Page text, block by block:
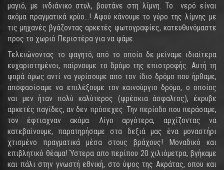
μαγιό, με ινδιάνικο στυλ, βουτάνε στη λίμνη. Το νερό είναι
ακόμα πραγματικά κρύο…! Αφού κάνουμε το γύρο της λίμνης με
τις μηχανές βγάζοντας αρκετές φωτογραφίες, κατευθυνόμαστε
προς το χωριό Περιστέρα για να φάμε.
Τελειώνοντας το φαγητό, από το οποίο δε μείναμε ιδιαίτερα
ευχαριστημένοι, παίρνουμε το δρόμο της επιστροφής. Αυτή τη
φορά όμως αντί να γυρίσουμε απο τον ίδιο δρόμο που ήρθαμε,
αποφασίσαμε να επιλέξουμε τον καινούργιο δρόμο, ο οποίος
ναι μεν ήταν πολύ καλύτερος (φρέσκια άσφαλτος), έκρυβε
αρκετές παγίδες, αν δεν πρόσεχες. Την περίοδο που περάσαμε,
τον έφτιαχναν ακόμα. Λίγο αργότερα, αρχίζοντας να
κατεβαίνουμε, παρατηρήσαμε στα δεξιά μας ένα μοναστήρι
χτισμένο πραγματικά μέσα στους βράχους! Μοναδικό και
επιβλητικό θέαμα! Ύστερα απο περίπου 20 χιλιόμετρα, βγήκαμε
και πάλι στην γνωστή εθνική, στο ύψος της Ακράτας, οπου και